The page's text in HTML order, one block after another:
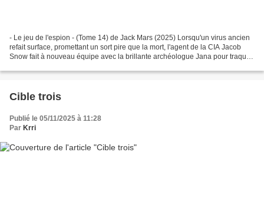
- Le jeu de l'espion - (Tome 14) de Jack Mars (2025) Lorsqu'un virus ancien
refait surface, promettant un sort pire que la mort, l'agent de la CIA Jacob
Snow fait à nouveau équipe avec la brillante archéologue Jana pour traquer
Cible trois
Publié le 05/11/2025 à 11:28
Par Krri